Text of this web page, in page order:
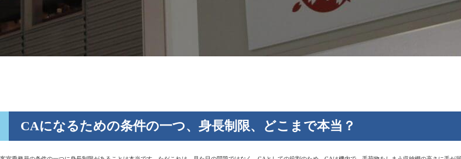
CAになるための条件の一つ、身長制限、どこまで本当？